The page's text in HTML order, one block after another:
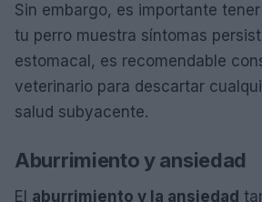
Sin embargo, es importante
tu perro muestra síntomas
estomacal, es recomendable
veterinario para descartar
salud subyacente.
Aburrimiento y ansiedad
El aburrimiento y la ansiedad